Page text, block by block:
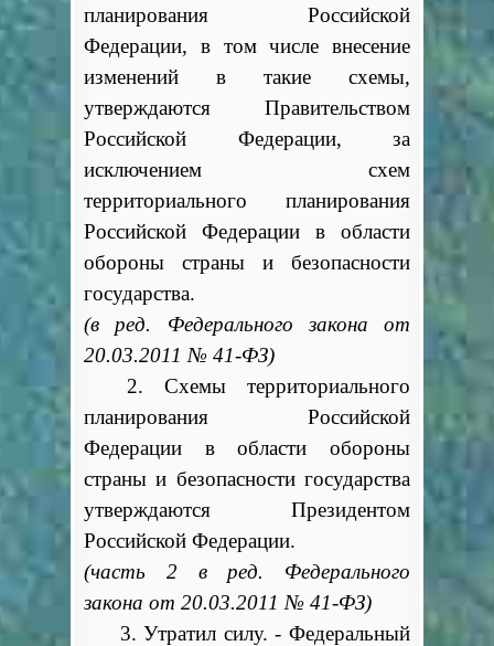
планирования Российской
Федерации, в том числе внесение
изменений в такие схемы,
утверждаются Правительством
Российской Федерации, за
исключением схем
территориального планирования
Российской Федерации в области
обороны страны и безопасности
государства.
(в ред. Федерального закона от
20.03.2011 № 41-ФЗ)
2. Схемы территориального
планирования Российской
Федерации в области обороны
страны и безопасности государства
утверждаются Президентом
Российской Федерации.
(часть 2 в ред. Федерального
закона от 20.03.2011 № 41-ФЗ)
3. Утратил силу. - Федеральный